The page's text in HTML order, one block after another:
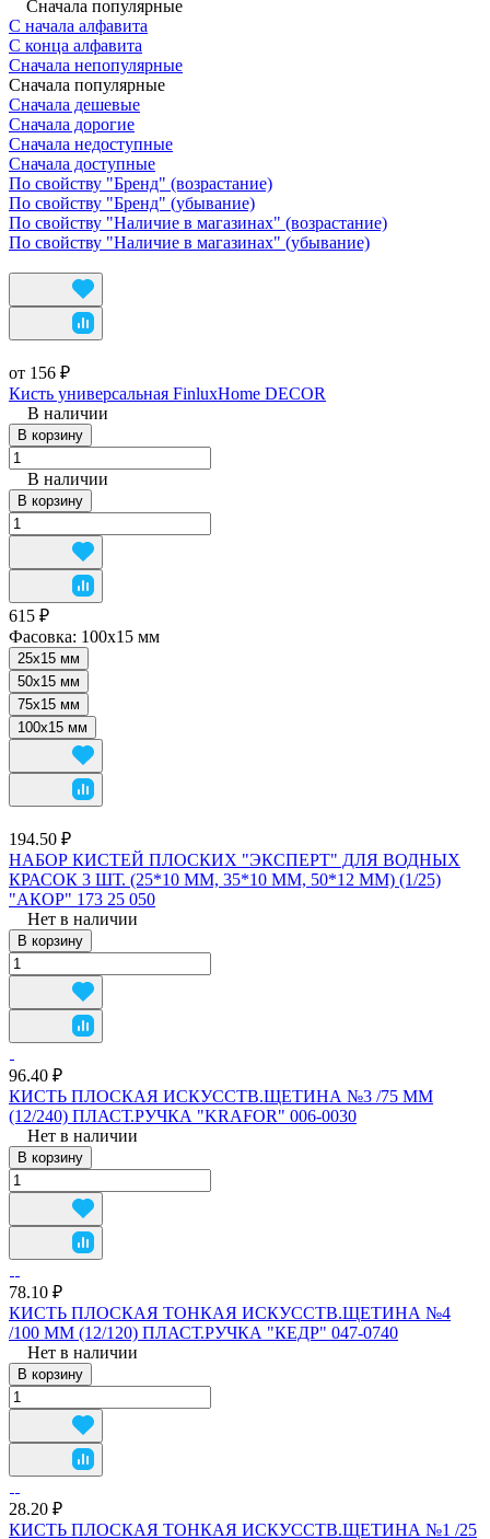
Сначала популярные
С начала алфавита
С конца алфавита
Сначала непопулярные
Сначала популярные
Сначала дешевые
Сначала дорогие
Сначала недоступные
Сначала доступные
По свойству "Бренд" (возрастание)
По свойству "Бренд" (убывание)
По свойству "Наличие в магазинах" (возрастание)
По свойству "Наличие в магазинах" (убывание)
от 156 ₽
Кисть универсальная FinluxHome DECOR
В наличии
В корзину
В наличии
В корзину
615 ₽
Фасовка: 100x15 мм
25x15 мм
50x15 мм
75x15 мм
100x15 мм
194.50 ₽
НАБОР КИСТЕЙ ПЛОСКИХ "ЭКСПЕРТ" ДЛЯ ВОДНЫХ
КРАСОК 3 ШТ. (25*10 ММ, 35*10 ММ, 50*12 ММ) (1/25)
"АКОР" 173 25 050
Нет в наличии
В корзину
96.40 ₽
КИСТЬ ПЛОСКАЯ ИСКУССТВ.ЩЕТИНА №3 /75 ММ
(12/240) ПЛАСТ.РУЧКА "KRAFOR" 006-0030
Нет в наличии
В корзину
78.10 ₽
КИСТЬ ПЛОСКАЯ ТОНКАЯ ИСКУССТВ.ЩЕТИНА №4
/100 ММ (12/120) ПЛАСТ.РУЧКА "КЕДР" 047-0740
Нет в наличии
В корзину
28.20 ₽
КИСТЬ ПЛОСКАЯ ТОНКАЯ ИСКУССТВ.ЩЕТИНА №1 /25